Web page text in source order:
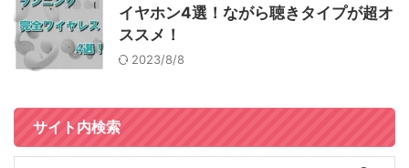
イヤホン4選！ながら聴きタイプが超オ
ススメ！
2023/8/8
サイト内検索